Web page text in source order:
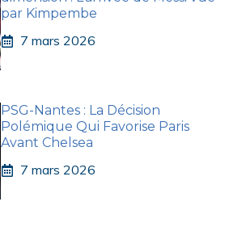
par Kimpembe
7 mars 2026
PSG-Nantes : La Décision
Polémique Qui Favorise Paris
Avant Chelsea
7 mars 2026